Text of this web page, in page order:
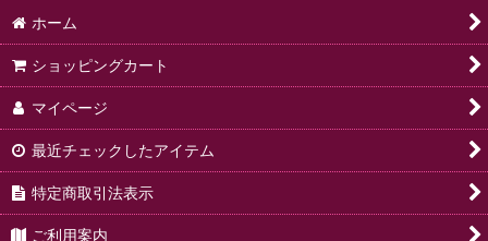
ホーム
ショッピングカート
マイページ
最近チェックしたアイテム
特定商取引法表示
ご利用案内